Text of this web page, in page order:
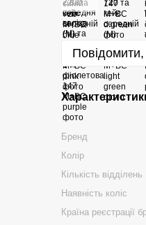
Бренд
Колір
Кількість відділень
Наявність коліс
Країна реєстрації